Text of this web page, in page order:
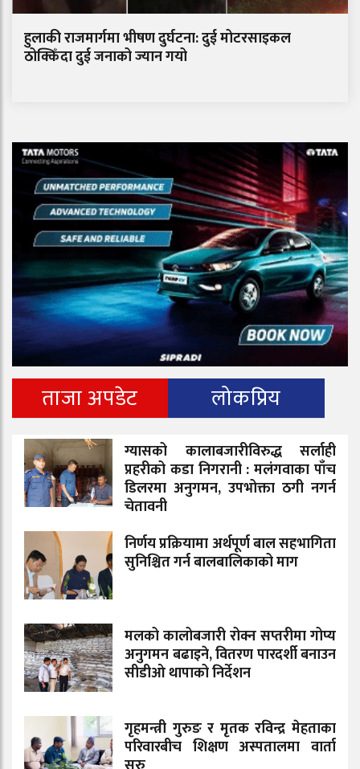
हुलाकी राजमार्गमा भीषण दुर्घटना: दुई मोटरसाइकल
ठोक्किँदा दुई जनाको ज्यान गयो
ताजा अपडेट लोकप्रिय
ग्यासको कालाबजारीविरुद्ध सर्लाही
प्रहरीको कडा निगरानी : मलंगवाका पाँच
डिलरमा अनुगमन, उपभोक्ता ठगी नगर्न
चेतावनी
निर्णय प्रक्रियामा अर्थपूर्ण बाल सहभागिता
सुनिश्चित गर्न बालबालिकाको माग
मलको कालोबजारी रोक्न सप्तरीमा गोप्य
अनुगमन बढाइने, वितरण पारदर्शी बनाउन
सीडीओ थापाको निर्देशन
गृहमन्त्री गुरुङ र मृतक रविन्द्र मेहताका
परिवारबीच शिक्षण अस्पतालमा वार्ता